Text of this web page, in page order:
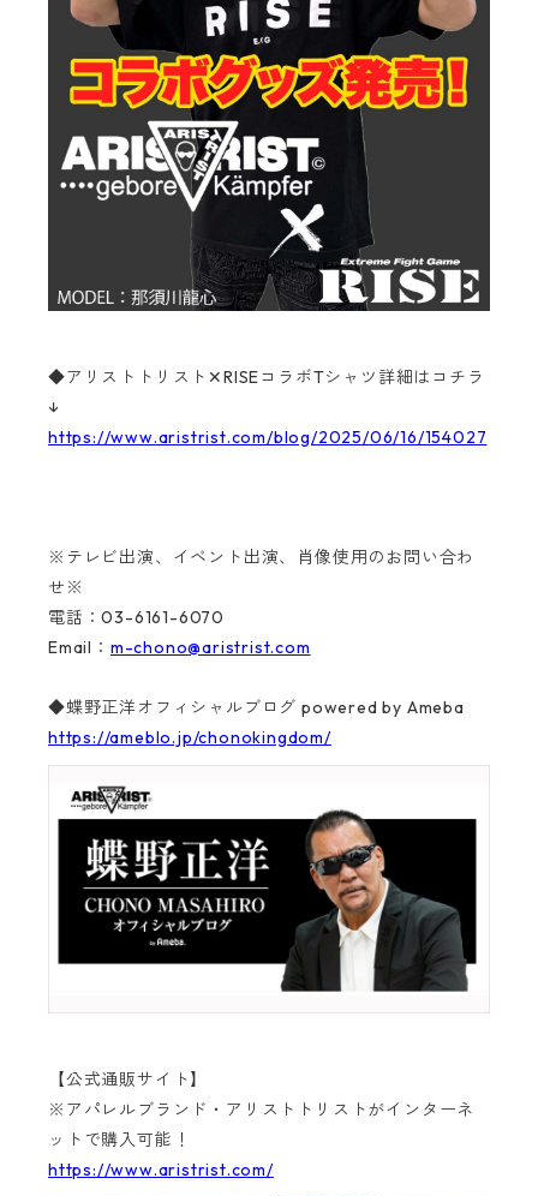
◆アリストトリスト✕RISEコラボTシャツ詳細はコチラ
↓
https://www.aristrist.com/blog/2025/06/16/154027
※テレビ出演、イベント出演、肖像使用のお問い合わ
せ※
電話：03-6161-6070
Email： m-chono@aristrist.com
◆蝶野正洋オフィシャルブログ powered by Ameba
https://ameblo.jp/chonokingdom/
【公式通販サイト】
※アパレルブランド・アリストトリストがインターネ
ットで購入可能！
https://www.aristrist.com/